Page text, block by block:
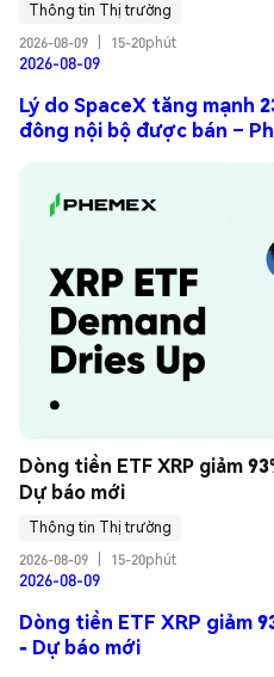
Thông tin Thị trường
2026-08-09
15-20phút
2026-08-09
Lý do SpaceX tăng mạnh
đông nội bộ được bán –
Dòng tiền ETF XRP giảm
Dự báo mới
Thông tin Thị trường
2026-08-09
15-20phút
2026-08-09
Dòng tiền ETF XRP giảm
- Dự báo mới